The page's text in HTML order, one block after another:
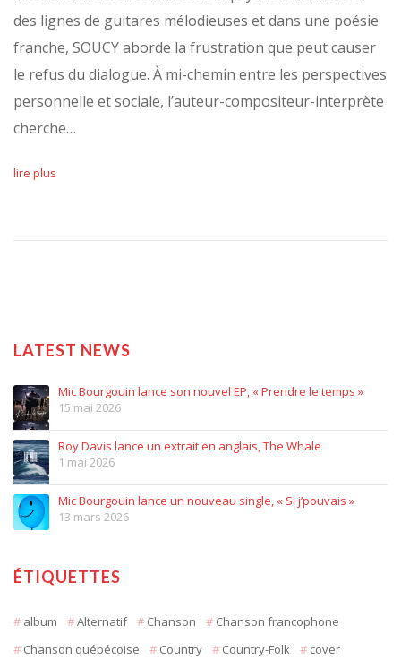
des lignes de guitares mélodieuses et dans une poésie
franche, SOUCY aborde la frustration que peut causer
le refus du dialogue. À mi-chemin entre les perspectives
personnelle et sociale, l’auteur-compositeur-interprète
cherche…
lire plus
LATEST NEWS
Mic Bourgouin lance son nouvel EP, « Prendre le temps »
15 mai 2026
Roy Davis lance un extrait en anglais, The Whale
1 mai 2026
Mic Bourgouin lance un nouveau single, « Si j’pouvais »
13 mars 2026
ÉTIQUETTES
album Alternatif Chanson
Chanson francophone
Chanson québécoise
Country Country-Folk
cover